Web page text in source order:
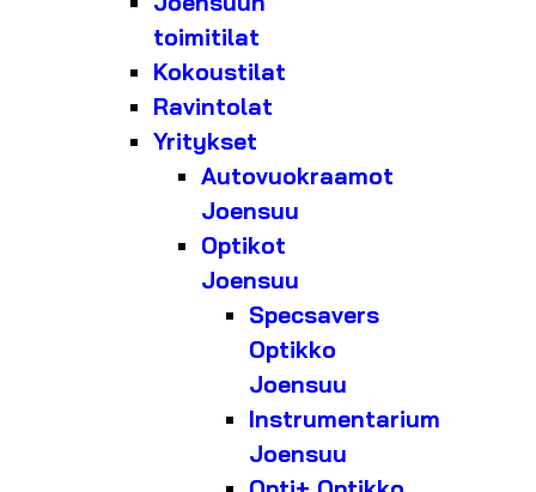
toimitilat
Kokoustilat
Ravintolat
Yritykset
Autovuokraamot
Joensuu
Optikot
Joensuu
Specsavers
Optikko
Joensuu
Instrumentarium
Joensuu